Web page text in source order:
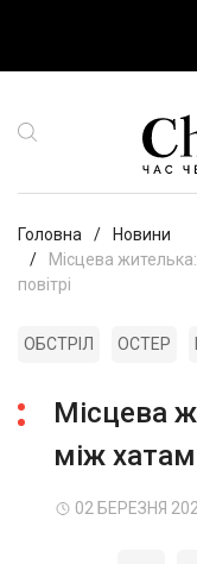
Головна
Новини
Місцева
повітрі
ОБСТРІЛ ОСТЕР
Місцева
між
02 БЕРЕЗНЯ